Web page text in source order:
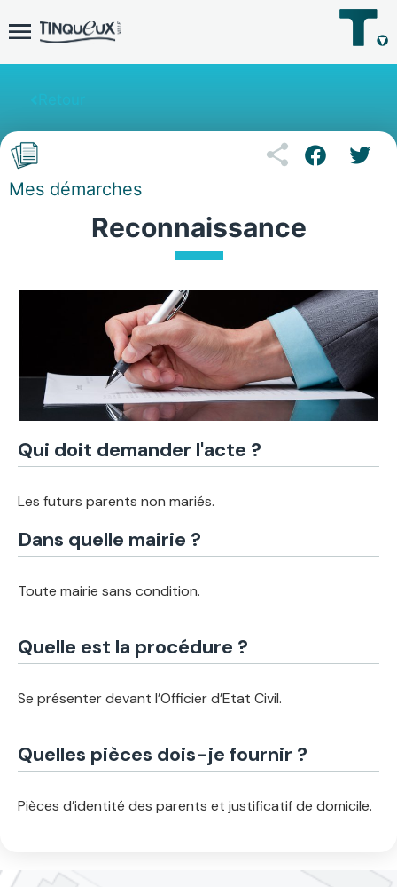
Mes démarches
Reconnaissance
Qui doit demander l'acte ?
Les futurs parents non mariés.
Dans quelle mairie ?
Toute mairie sans condition.
Quelle est la procédure ?
Se présenter devant l’Officier d’Etat Civil.
Quelles pièces dois-je fournir ?
Pièces d’identité des parents et justificatif de domicile.